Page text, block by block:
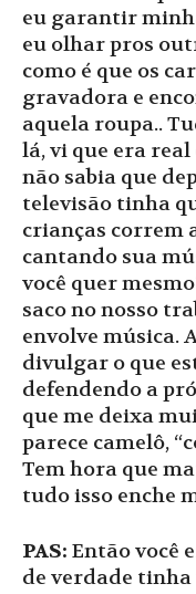
eu garantir
eu olhar pros
como é que os
gravadora e
aquela roupa..
lá, vi que era real
não sabia que
televisão tinha
crianças correm
cantando sua
você quer
saco no nosso
envolve música.
divulgar o que
defendendo a
que me deixa
parece camelô,
Tem hora que
tudo isso enche
PAS: Então você
de verdade